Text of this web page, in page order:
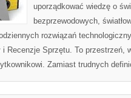
uporządkować wiedzę o
bezprzewodowych,
rozwiązań
Recenzje Sprzętu. To przestrzeń,
Zamiast trudnych